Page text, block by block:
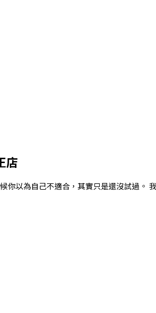
店
你以為自己不適合，其實只是還沒試過